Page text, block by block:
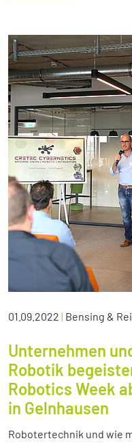
01.09.2022 | Bensing &
Unternehmen
Robotik
Robotics Week
in Gelnhausen
Robotertechnik und wie